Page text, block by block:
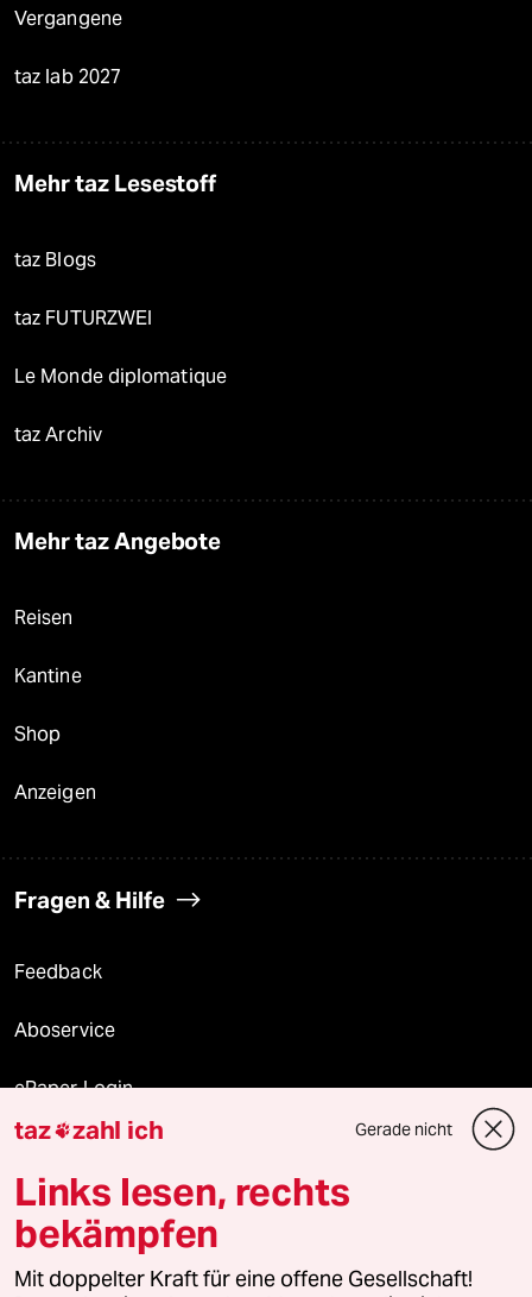
Vergangene
taz lab 2027
Mehr taz Lesestoff
taz Blogs
taz FUTURZWEI
Le Monde diplomatique
taz Archiv
Mehr taz Angebote
Reisen
Kantine
Shop
Anzeigen
Fragen & Hilfe
Feedback
Aboservice
ePaper Login
Downloads für Abonnierende
© 2026 taz Verlags und Vertriebs GmbH
Alle Rechte vorbehalten. Bei rechtlichen Fragen oder für Genehmigungen
taz zahl ich Gerade nicht
Links lesen, rechts
bekämpfen
Mit doppelter Kraft für eine offene Gesellschaft!